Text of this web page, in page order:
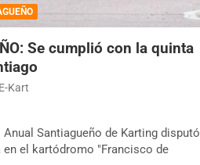
Se cumplió con la quinta
E-Kart
Santiagueño de Karting disputó
el kartódromo "Francisco de